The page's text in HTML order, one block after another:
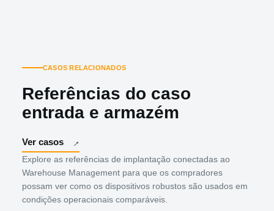
CASOS RELACIONADOS
Referências do caso
entrada e armazém
Ver casos
Explore as referências de implantação conectadas ao
Warehouse Management para que os compradores
possam ver como os dispositivos robustos são usados em
condições operacionais comparáveis.